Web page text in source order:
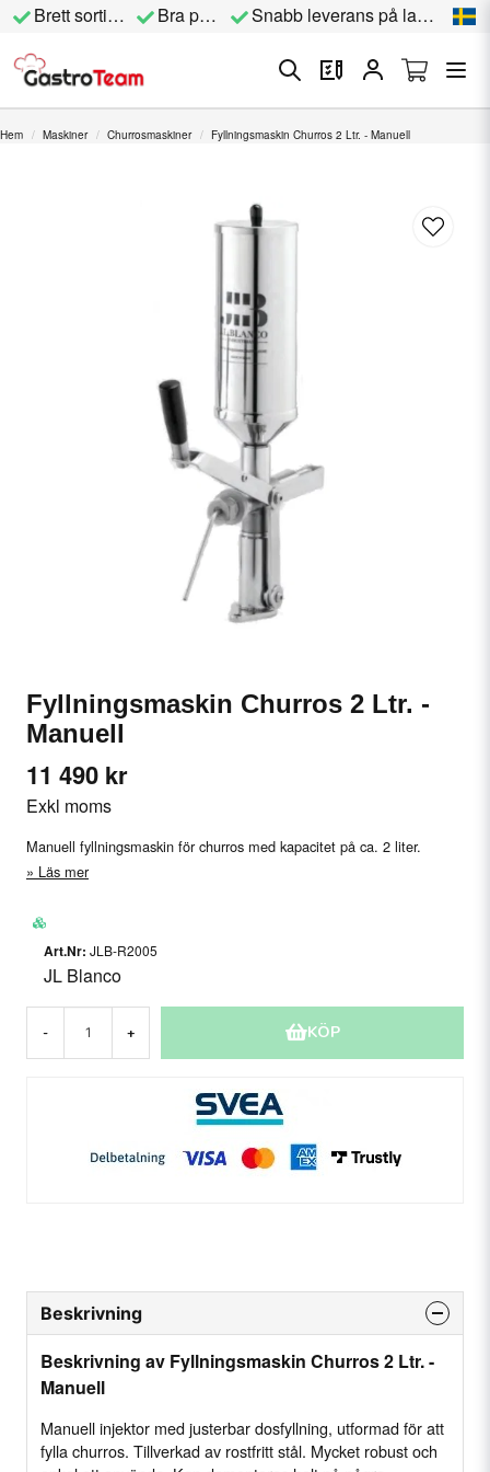
Brett sortiment Bra priser Snabb leverans på lagervara
Hem Maskiner Churrosmaskiner Fyllningsmaskin Churros 2 Ltr. - Manuell
Fyllningsmaskin Churros 2 Ltr. -
Manuell
11 490 kr
Exkl moms
Manuell fyllningsmaskin för churros med kapacitet på ca. 2 liter.
Läs mer
JLB-R2005
JL Blanco
- + KÖP
Beskrivning
Beskrivning av Fyllningsmaskin Churros 2 Ltr. -
Manuell
Manuell injektor med justerbar dosfyllning, utformad för att
fylla churros. Tillverkad av rostfritt stål. Mycket robust och